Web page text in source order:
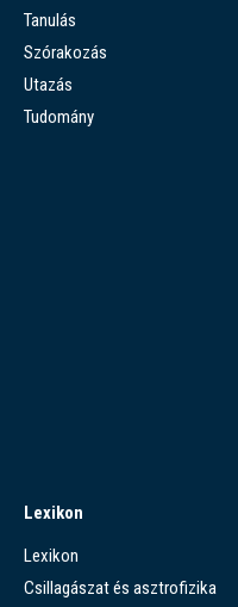
Tanulás
Szórakozás
Utazás
Tudomány
Lexikon
Lexikon
Csillagászat és asztrofizika